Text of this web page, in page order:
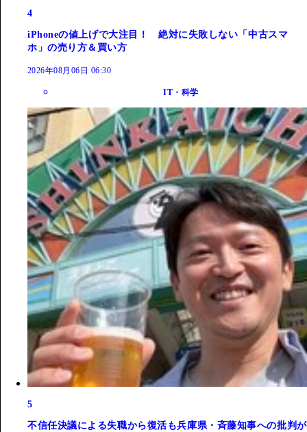
4
iPhoneの値上げで大注目！ 絶対に失敗しない「中古スマ
ホ」の売り方＆買い方
2026年08月06日 06:30
IT・科学
5
不信任決議による失職から復活も兵庫県・斉藤知事への批判が